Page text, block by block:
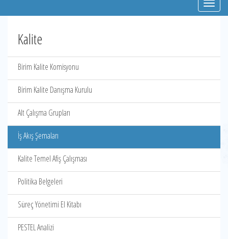
Kalite
Birim Kalite Komisyonu
Birim Kalite Danışma Kurulu
Alt Çalışma Grupları
İş Akış Şemaları
Kalite Temel Afiş Çalışması
Politika Belgeleri
Süreç Yönetimi El Kitabı
PESTEL Analizi